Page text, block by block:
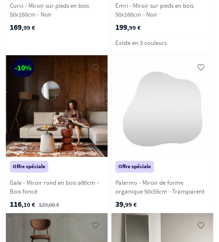
Curvi - Miroir sur pieds en bois
50x160cm - Noir
169,99 €
Emri - Miroir sur pieds en bois
50x160cm - Noir
199,99 €
Existe en 3 couleurs
-10%
Offre spéciale
Gale - Miroir rond en bois ø80cm -
Bois foncé
116,10 € 129,00 €
Offre spéciale
Palermo - Miroir de forme
organique 50x55cm - Transparent
39,99 €